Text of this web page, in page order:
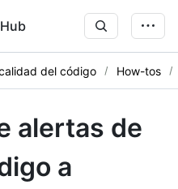
del código How-tos
alertas de
a